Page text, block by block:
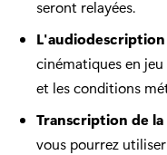
seront relayées.
cinématiques en
et les conditions
Transcription de
vous pourrez